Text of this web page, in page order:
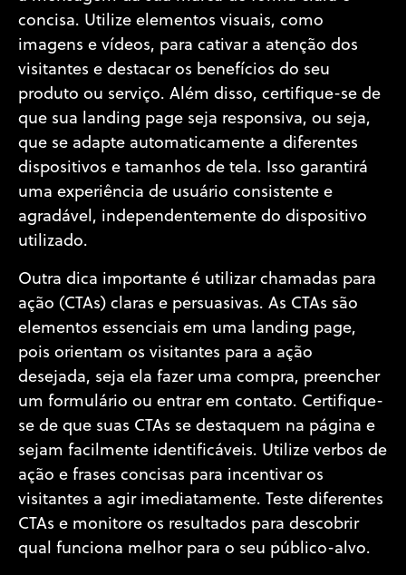
concisa. Utilize elementos visuais, como
imagens e vídeos, para cativar a atenção dos
visitantes e destacar os benefícios do seu
produto ou serviço. Além disso, certifique-se de
que sua landing page seja responsiva, ou seja,
que se adapte automaticamente a diferentes
dispositivos e tamanhos de tela. Isso garantirá
uma experiência de usuário consistente e
agradável, independentemente do dispositivo
utilizado.
Outra dica importante é utilizar chamadas para
ação (CTAs) claras e persuasivas. As CTAs são
elementos essenciais em uma landing page,
pois orientam os visitantes para a ação
desejada, seja ela fazer uma compra, preencher
um formulário ou entrar em contato. Certifique-
se de que suas CTAs se destaquem na página e
sejam facilmente identificáveis. Utilize verbos de
ação e frases concisas para incentivar os
visitantes a agir imediatamente. Teste diferentes
CTAs e monitore os resultados para descobrir
qual funciona melhor para o seu público-alvo.